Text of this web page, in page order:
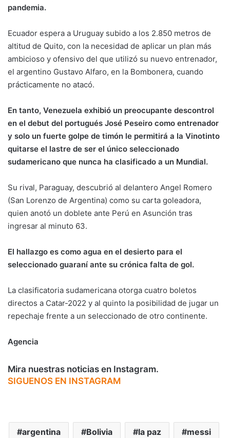
pandemia.
Ecuador espera a Uruguay subido a los 2.850 metros de
altitud de Quito, con la necesidad de aplicar un plan más
ambicioso y ofensivo del que utilizó su nuevo entrenador,
el argentino Gustavo Alfaro, en la Bombonera, cuando
prácticamente no atacó.
En tanto, Venezuela exhibió un preocupante descontrol
en el debut del portugués José Peseiro como entrenador
y solo un fuerte golpe de timón le permitirá a la Vinotinto
quitarse el lastre de ser el único seleccionado
sudamericano que nunca ha clasificado a un Mundial.
Su rival, Paraguay, descubrió al delantero Angel Romero
(San Lorenzo de Argentina) como su carta goleadora,
quien anotó un doblete ante Perú en Asunción tras
ingresar al minuto 63.
El hallazgo es como agua en el desierto para el
seleccionado guaraní ante su crónica falta de gol.
La clasificatoria sudamericana otorga cuatro boletos
directos a Catar-2022 y al quinto la posibilidad de jugar un
repechaje frente a un seleccionado de otro continente.
Agencia
Mira nuestras noticias en Instagram.
SIGUENOS EN INSTAGRAM
argentina Bolivia la paz messi